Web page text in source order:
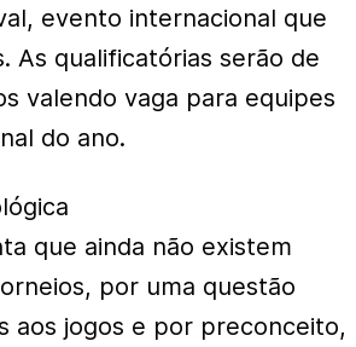
evento internacional que
As qualificatórias serão de
valendo vaga para equipes
do ano.
que ainda não existem
por uma questão
aos jogos e por preconceito,